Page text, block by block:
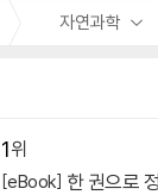
자연과학
1
[eBook] 한 권으로